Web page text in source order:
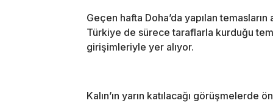
Geçen hafta Doha’da yapılan temasların
Türkiye de sürece taraflarla kurduğu
girişimleriyle yer alıyor.
Kalın’ın yarın katılacağı